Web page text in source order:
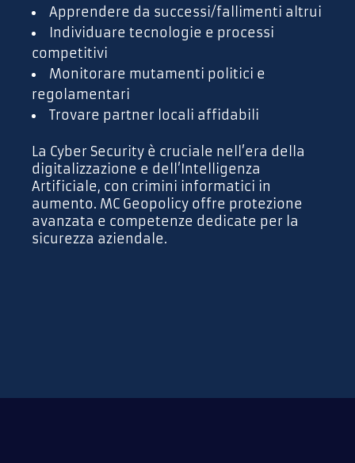
Apprendere da successi/fallimenti altrui
Individuare tecnologie e processi
competitivi
Monitorare mutamenti politici e
regolamentari
Trovare partner locali affidabili
La Cyber Security è cruciale nell’era della
digitalizzazione e dell’Intelligenza
Artificiale, con crimini informatici in
aumento. MC Geopolicy offre protezione
avanzata e competenze dedicate per la
sicurezza aziendale.